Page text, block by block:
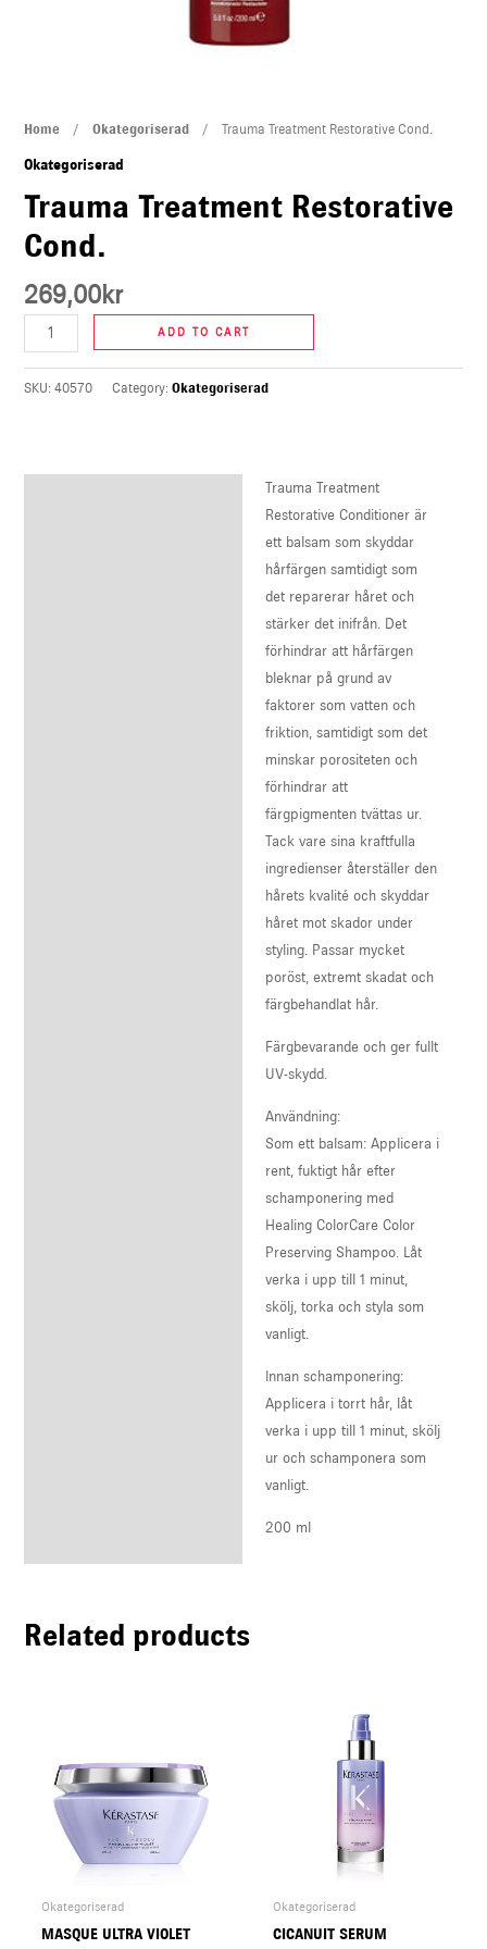
Home / Okategoriserad/ Trauma Treatment Restorative Cond.
Okategoriserad
Trauma Treatment Restorative
Cond.
269,00kr
Trauma
Cond.
quantity
ADD TO CART
SKU: 40570 Category: Okategoriserad
Trauma Treatment
Restorative Conditioner är
ett balsam som skyddar
hårfärgen samtidigt som
det reparerar håret och
stärker det inifrån. Det
förhindrar att hårfärgen
bleknar på grund av
faktorer som vatten och
friktion, samtidigt som det
minskar porositeten och
förhindrar att
färgpigmenten tvättas ur.
Tack vare sina kraftfulla
ingredienser återställer den
hårets kvalité och skyddar
håret mot skador under
styling. Passar mycket
poröst, extremt skadat och
färgbehandlat hår.
Färgbevarande och ger fullt
UV-skydd.
Användning:
Som ett balsam: Applicera i
rent, fuktigt hår efter
schamponering med
Healing ColorCare Color
Preserving Shampoo. Låt
verka i upp till 1 minut,
skölj, torka och styla som
vanligt.
Innan schamponering:
Applicera i torrt hår, låt
verka i upp till 1 minut, skölj
ur och schamponera som
vanligt.
200 ml
Related products
Okategoriserad
MASQUE ULTRA VIOLET
Okategoriserad
CICANUIT SERUM